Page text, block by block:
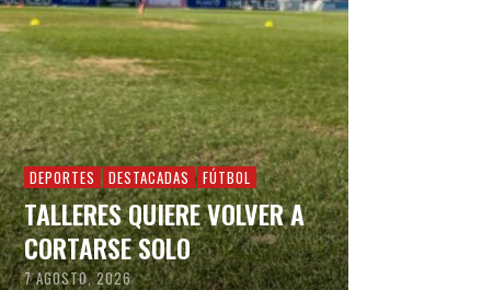
DEPORTES DESTACADAS FÚTBOL
TALLERES QUIERE VOLVER A
CORTARSE SOLO
7 AGOSTO, 2026